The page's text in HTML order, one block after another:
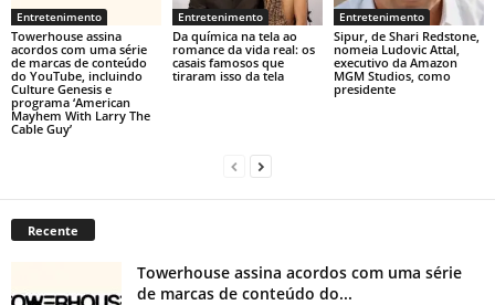
Entretenimento
Towerhouse assina
acordos com uma série
de marcas de conteúdo
do YouTube, incluindo
Culture Genesis e
programa ‘American
Mayhem With Larry The
Cable Guy’
Entretenimento
Da química na tela ao
romance da vida real: os
casais famosos que
tiraram isso da tela
Entretenimento
Sipur, de Shari Redstone,
nomeia Ludovic Attal,
executivo da Amazon
MGM Studios, como
presidente
Recente
Towerhouse assina acordos com uma série
de marcas de conteúdo do...